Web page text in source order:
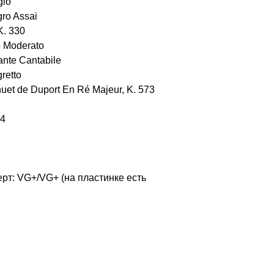
Assai
330
Moderato
Cantabile
de Duport En Ré Majeur, K. 573
VG+/VG+ (на пластинке есть